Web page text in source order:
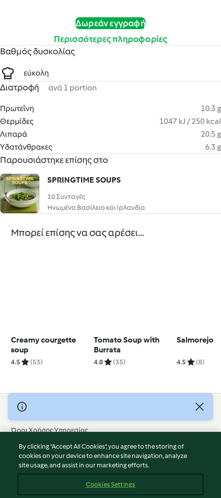
Δωρεάν εγγραφή
Περισσότερες πληροφορίες
Βαθμός δυσκολίας
εύκολη
Διατροφή ανά 1 portion
Πρωτεΐνη
10.3 g
Θερμίδες
1047 kJ / 250 kcal
Λιπαρά
20.5 g
Υδατάνθρακες
6.3 g
Παρουσιάστηκε επίσης στο
SPRINGTIME SOUPS
10 Συνταγές
Ηνωμένο Βασίλειο και Ιρλανδία
Μπορεί επίσης να σας αρέσει...
Creamy courgette
soup
4.5 (53)
Tomato Soup with
Burrata
4.8 (35)
Salmorejo
4.5 (8)
© Πνευματικά Δικαιώματα 2026
Όροι Χρήσης Υπηρεσίας
Πολιτική Απορρήτου
Δήλωση Αποποίησης Ευθύνης
Διαχειριστής ιστοσελίδας
Περιεχόμενο αναφοράς
By clicking “Accept All Cookies”, you agree to the storing of
cookies on your device to enhance site navigation, analyze
site usage, and assist in our marketing efforts.
Cookies Settings